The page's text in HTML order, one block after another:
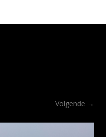
Volgende →